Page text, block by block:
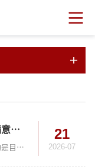
关于组织参加2026网民网络安全感满意度调查活动的通知
一、活动简介网民网络安全感满意度调查活动是目前国内覆盖广、参与人数多的公益性网络安全社会调查。作为一项全国性公益调查，该活动在全国各级公安、网信、教育等党政部门指导下，由中国教育技术协会网络安全专业委员会等135家网络社会组织共同发起。自2018年首届以来，网民网络安全感满意度调查活动已连续举办八届，累计采集有效样本近1500万份，形成调查报告逾千份，为政府决策、行业治理及学术研究提供了坚实的民意数据支撑...
21
2026-07